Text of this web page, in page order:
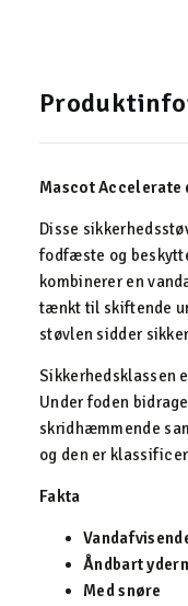
Mascot Accelerate
Disse
fodfæste og
kombinerer en
tænkt til skiftende
støvlen sidder
Sikkerhedsklassen
Under foden
skridhæmmende
og den er
Fakta
Åndbart
Med snøre